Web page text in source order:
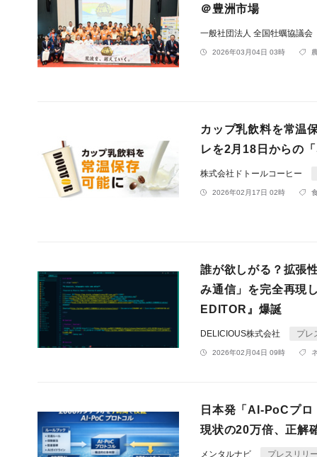
＠豊洲市場
一般社団法人 全国牡蠣協議会
2026年03月04日 03時
カップ乳飲料を常温
レを2月18日からの
株式会社ドトールコーヒー
2026年02月17日 02時
誰が欲しがる？拡張
み通信」を完全再現
EDITOR』爆誕
DELICIOUS株式会社 プレ
2026年02月04日 09時
日本発「AI-PoCプ
現状の20万倍、正解
メンタルナビ プレスリリ